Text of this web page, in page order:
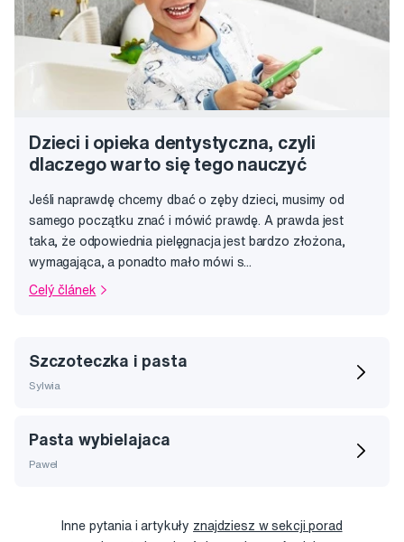
Dzieci i opieka dentystyczna, czyli
dlaczego warto się tego nauczyć
Jeśli naprawdę chcemy dbać o zęby dzieci, musimy od
samego początku znać i mówić prawdę. A prawda jest
taka, że odpowiednia pielęgnacja jest bardzo złożona,
wymagająca, a ponadto mało mówi s...
Celý článek
Szczoteczka i pasta
Sylwia
Pasta wybielajaca
Pawel
Inne pytania i artykuły znajdziesz w sekcji porad